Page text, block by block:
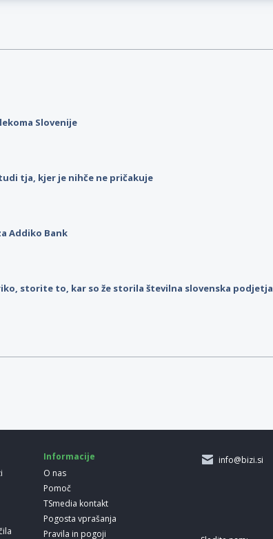
Slovenije
tja, kjer je nihče ne pričakuje
Addiko Bank
storite to, kar so že storila številna slovenska podjetja
Informacije
O nas
Pomoč
TSmedia kontakt
Pogosta vprašanja
Pravila in pogoji
info@bizi.si